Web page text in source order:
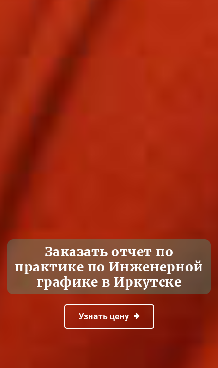
Заказать отчет по
практике по Инженерной
графике в Иркутске
Узнать цену